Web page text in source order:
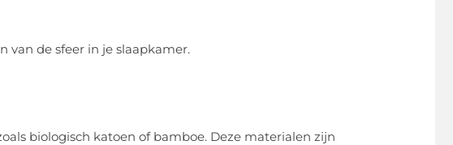
van de sfeer in je slaapkamer.
biologisch katoen of bamboe. Deze materialen zijn